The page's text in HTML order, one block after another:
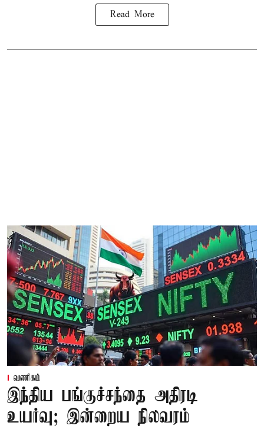
Read More
வணிகம்
இந்திய பங்குச்சந்தை அதிரடி
உயர்வு; இன்றைய நிலவரம்